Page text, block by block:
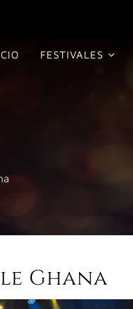
FESTIVALES
Ghana